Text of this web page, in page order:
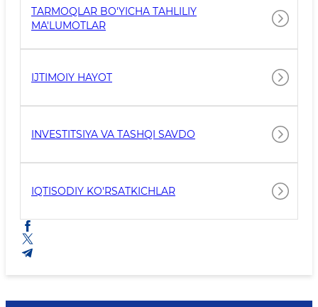
TARMOQLAR BO'YICHA TAHLILIY
MA'LUMOTLAR
IJTIMOIY HAYOT
INVESTITSIYA VA TASHQI SAVDO
IQTISODIY KO'RSATKICHLAR